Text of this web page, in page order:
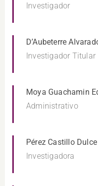
Investigador
D’Aubeterre
Investigador Titular
Moya Guachamin
Administrativo
Pérez Castillo
Investigadora